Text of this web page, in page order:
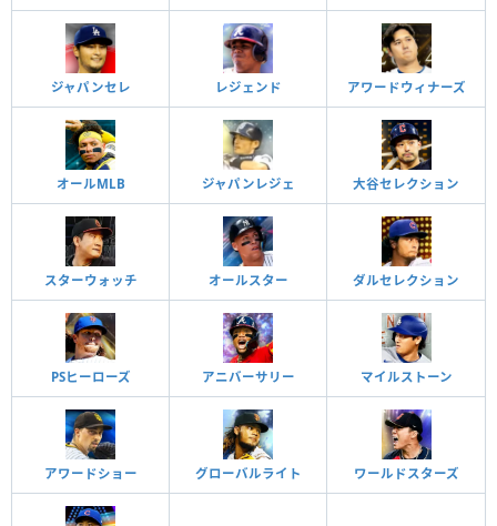
ジャパンセレ レジェンド アワードウィナーズ
オールMLB ジャパンレジェ 大谷セレクション
スターウォッチ オールスター ダルセレクション
PSヒーローズ アニバーサリー マイルストーン
アワードショー グローバルライト ワールドスターズ